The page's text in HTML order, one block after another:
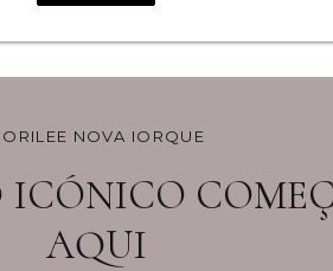
NOVA IORQUE
ICÓNICO
AQUI